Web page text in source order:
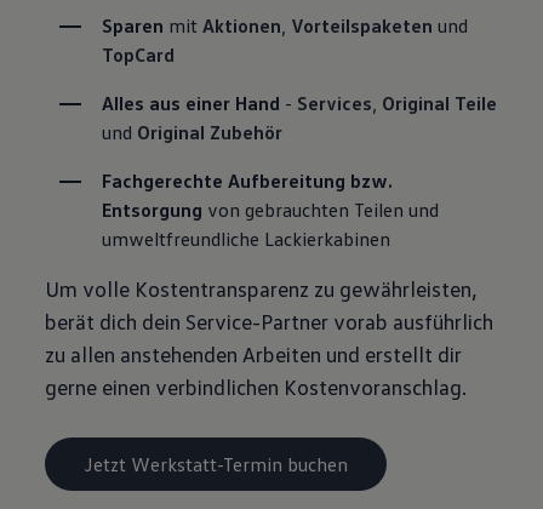
Sparen mit Aktionen, Vorteilspaketen
TopCard
Alles aus einer Hand - Services, Original Teile
und Original Zubehör
Fachgerechte Aufbereitung bzw.
Entsorgung von gebrauchten Teilen und
umweltfreundliche Lackierkabinen
Um volle Kostentransparenz zu gewährleisten,
berät dich dein Service-Partner vorab ausführlich
zu allen anstehenden Arbeiten und erstellt dir
gerne einen verbindlichen Kostenvoranschlag.
Jetzt Werkstatt-Termin buchen